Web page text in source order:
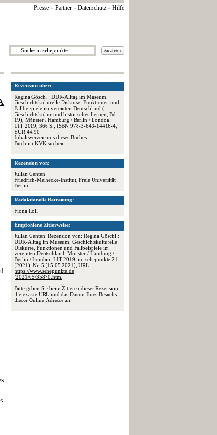
Presse - Partner - Datenschutz - Hilfe
Rezension über:
Regina Göschl : DDR-Alltag im Museum.
Geschichtskulturelle Diskurse, Funktionen und
Fallbeispiele im vereinten Deutschland (=
Geschichtskultur und historisches Lernen; Bd.
19), Münster / Hamburg / Berlin / London:
LIT 2019, 366 S., ISBN 978-3-643-14416-4,
EUR 44,90
Inhaltsverzeichnis dieses Buches
Buch im KVK suchen
Rezension von:
Julian Genten
Friedrich-Meinecke-Institut, Freie Universität
Berlin
Redaktionelle Betreuung:
Fiona Roll
Empfohlene Zitierweise:
Julian Genten: Rezension von: Regina Göschl :
DDR-Alltag im Museum. Geschichtskulturelle
Diskurse, Funktionen und Fallbeispiele im
vereinten Deutschland, Münster / Hamburg /
Berlin / London: LIT 2019, in: sehepunkte 21
(2021), Nr. 5 [15.05.2021], URL:
https://www.sehepunkte.de
/2021/05/35870.html
Bitte geben Sie beim Zitieren dieser Rezension
die exakte URL und das Datum Ihres Besuchs
dieser Online-Adresse an.